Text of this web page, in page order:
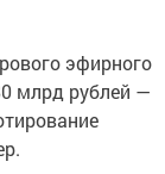
эфирного
млрд рублей —